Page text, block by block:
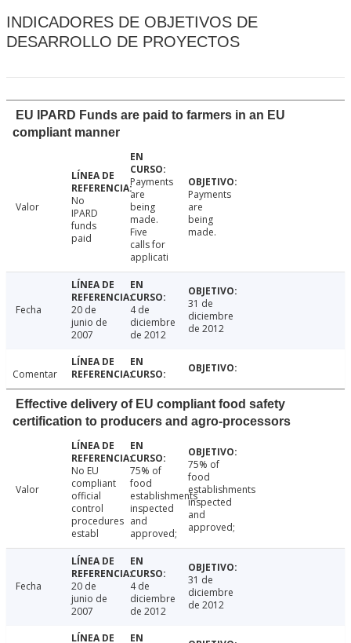
INDICADORES DE OBJETIVOS DE
DESARROLLO DE PROYECTOS
EU IPARD Funds are paid to farmers in an EU
compliant manner
Valor
No
IPARD
funds
paid
Payments
are
being
made.
Five
calls for
applicati
Payments
are
being
made.
Fecha
20 de
junio de
2007
4 de
diciembre
de 2012
31 de
diciembre
de 2012
Comentar
Effective delivery of EU compliant food safety
certification to producers and agro-processors
Valor
No EU
compliant
official
control
procedures
establ
75% of
food
establishments
inspected
and
approved;
75% of
food
establishments
inspected
and
approved;
Fecha
20 de
junio de
2007
4 de
diciembre
de 2012
31 de
diciembre
de 2012